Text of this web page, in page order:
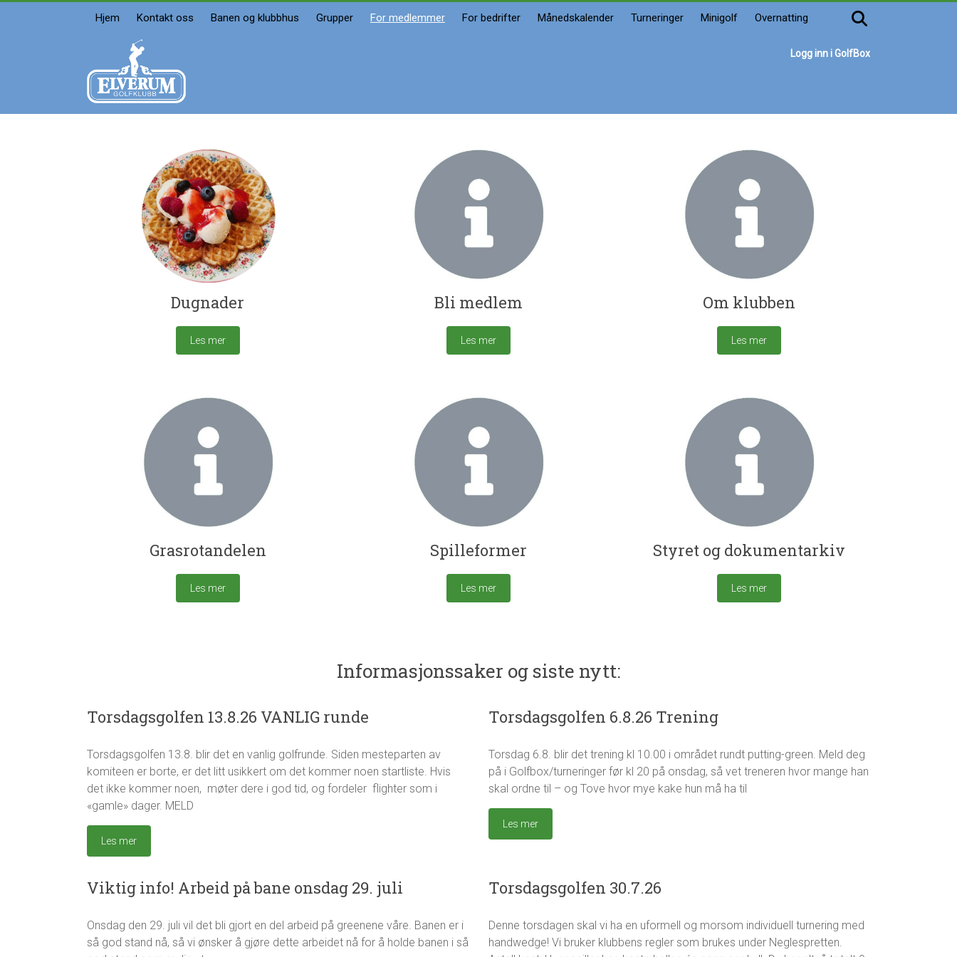
Hjem Kontakt oss Banen og klubbhus Grupper For medlemmer For bedrifter Månedskalender Turneringer Minigolf Overnatting
Elverum
golfklubb
Velkommen
Logg inn i GolfBox
Dugnader
Les mer
Bli medlem
Les mer
Om klubben
Les mer
Grasrotandelen
Les mer
Spilleformer
Les mer
Styret og dokumentarkiv
Les mer
Informasjonssaker og siste nytt:
Torsdagsgolfen 13.8.26 VANLIG runde
g
u
r
T
o
r
d
a
s
o
e
n
Torsdagsgolfen 13.8. blir det en vanlig golfrunde. Siden mesteparten av
komiteen er borte, er det litt usikkert om det kommer noen startliste. Hvis
det ikke kommer noen, møter dere i god tid, og fordeler flighter som i
«gamle» dager. MELD
Les mer
Torsdagsgolfen 6.8.26 Trening
g
u
r
T
o
r
d
g
o
e
n
Torsdag 6.8. blir det trening kl 10.00 i området rundt putting-green. Meld deg
på i Golfbox/turneringer før kl 20 på onsdag, så vet treneren hvor mange han
skal ordne til – og Tove hvor mye kake hun må ha til
Les mer
Viktig info! Arbeid på bane onsdag 29. juli
H
e
H
v
Onsdag den 29. juli vil det bli gjort en del arbeid på greenene våre. Banen er i
så god stand nå, så vi ønsker å gjøre dette arbeidet nå for å holde banen i så
Torsdagsgolfen 30.7.26
g
u
T
o
Denne torsdagen skal vi ha en uformell og morsom individuell turnering med
handwedge! Vi bruker klubbens regler som brukes under Neglespretten.